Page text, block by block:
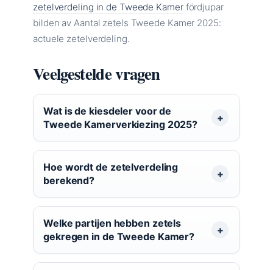
zetelverdeling in de Tweede Kamerfördjupar
bilden av Aantal zetels Tweede Kamer 2025:
actuele zetelverdeling.
Veelgestelde vragen
Wat is de kiesdeler voor de
Tweede Kamerverkiezing 2025?
Hoe wordt de zetelverdeling
berekend?
Welke partijen hebben zetels
gekregen in de Tweede Kamer?